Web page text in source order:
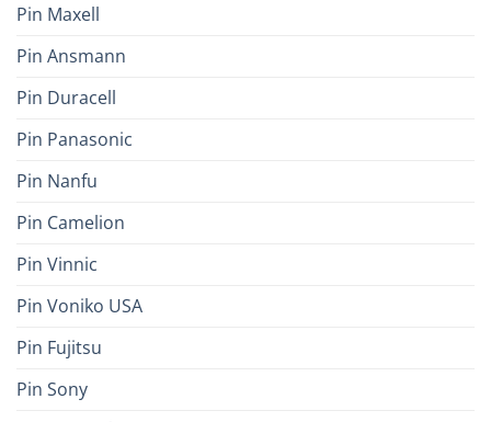
Pin Maxell
Pin Ansmann
Pin Duracell
Pin Panasonic
Pin Nanfu
Pin Camelion
Pin Vinnic
Pin Voniko USA
Pin Fujitsu
Pin Sony